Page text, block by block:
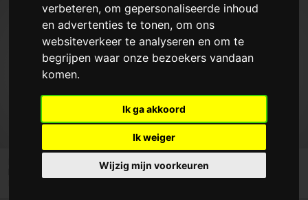
verbeteren, om gepersonaliseerde inhoud
en advertenties te tonen, om ons
websiteverkeer te analyseren en om te
begrijpen waar onze bezoekers vandaan
komen.
Ik ga akkoord
Ik weiger
Wijzig mijn voorkeuren
Producten
Houtblaasinstrumenten
Koperblaasinstrumenten
Pianokrukken en -banken
Accessoires
Hoezen en koffers
Elektrische 3/4 contrabas met
Elektrische 3/4 contrabas met
hoes, honingkleurig